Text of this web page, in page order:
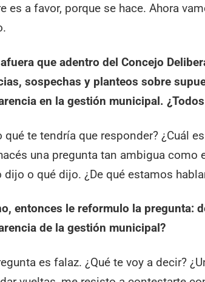
es a favor, porque se hace. Ahora
que adentro del Concejo
sospechas y planteos sobre
en la gestión municipal.
qué te tendría que responder? ¿Cuál
una pregunta tan ambigua como
dijo o qué dijo. ¿De qué estamos
entonces le reformulo la pregunta:
de la gestión municipal?
es falaz. ¿Qué te voy a decir?